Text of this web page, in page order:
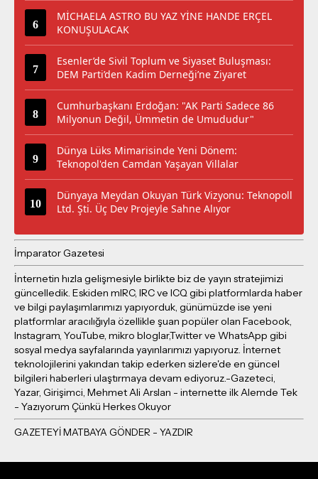
MİCHAELA ASTRO BU YAZ YİNE HANDE ERÇEL
KONUŞULACAK
Esenler’de Sivil Toplum ve Siyaset Buluşması:
DEM Parti’den Kadim Derneği’ne Ziyaret
Cumhurbaşkanı Erdoğan: "AK Parti Sadece 86
Milyonun Değil, Ümmetin de Umududur"
Dünya Lüks Mimarisinde Yeni Dönem:
Teknopol'den Camdan Yaşayan Villalar
Dünyaya Meydan Okuyan Türk Vizyonu: Teknopoll
Ltd. Şti. Üç Dev Projeyle Sahne Alıyor
İmparator Gazetesi
İnternetin hızla gelişmesiyle birlikte biz de yayın stratejimizi
güncelledik. Eskiden mIRC, IRC ve ICQ gibi platformlarda haber
ve bilgi paylaşımlarımızı yapıyorduk, günümüzde ise yeni
platformlar aracılığıyla özellikle şuan popüler olan Facebook,
Instagram, YouTube, mikro bloglar,Twitter ve WhatsApp gibi
sosyal medya sayfalarında yayınlarımızı yapıyoruz. İnternet
teknolojilerini yakından takip ederken sizlere'de en güncel
bilgileri haberleri ulaştırmaya devam ediyoruz.-Gazeteci,
Yazar, Girişimci, Mehmet Ali Arslan - internette ilk Alemde Tek
- Yazıyorum Çünkü Herkes Okuyor